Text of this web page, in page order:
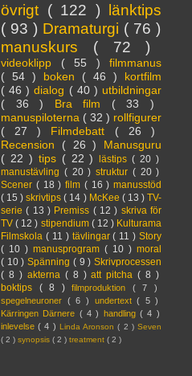
övrigt ( 122 ) länktips
( 93 ) Dramaturgi ( 76 )
manuskurs ( 72 )
videoklipp ( 55 ) filmmanus
( 54 ) boken ( 46 ) kortfilm
( 46 )dialog ( 40 ) utbildningar
( 36 ) Bra film ( 33 )
manuspiloterna ( 32 ) rollfigurer
( 27 ) Filmdebatt ( 26 )
Recension ( 26 ) Manusguru
( 22 ) tips ( 22 )lästips( 20 )
manustävling ( 20 ) struktur ( 20 )
Scener ( 18 ) film ( 16 ) manusstöd
( 15 )skrivtips( 14 ) McKee ( 13 )TV-
serie( 13 ) Premiss ( 12 ) skriva för
TV( 12 ) stipendium ( 12 ) Kulturama
Filmskola ( 11 ) tävlingar( 11 ) Story
( 10 ) manusprogram ( 10 ) moral
( 10 )Spänning ( 9 )Skrivprocessen
( 8 ) akterna ( 8 )att pitcha( 8 )
boktips ( 8 ) filmproduktion ( 7 )
spegelneuroner ( 6 ) undertext( 5 )
Kärringen Därnere ( 4 ) handling( 4 )
inlevelse( 4 ) Linda Aronson( 2 )Seven
( 2 ) synopsis ( 2 ) treatment ( 2 )